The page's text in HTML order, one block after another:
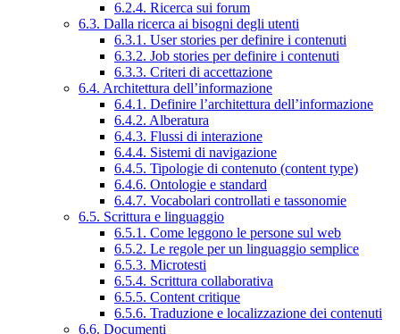
6.2.4. Ricerca sui forum
6.3. Dalla ricerca ai bisogni degli utenti
6.3.1. User stories per definire i contenuti
6.3.2. Job stories per definire i contenuti
6.3.3. Criteri di accettazione
6.4. Architettura dell’informazione
6.4.1. Definire l’architettura dell’informazione
6.4.2. Alberatura
6.4.3. Flussi di interazione
6.4.4. Sistemi di navigazione
6.4.5. Tipologie di contenuto (content type)
6.4.6. Ontologie e standard
6.4.7. Vocabolari controllati e tassonomie
6.5. Scrittura e linguaggio
6.5.1. Come leggono le persone sul web
6.5.2. Le regole per un linguaggio semplice
6.5.3. Microtesti
6.5.4. Scrittura collaborativa
6.5.5. Content critique
6.5.6. Traduzione e localizzazione dei contenuti
6.6. Documenti